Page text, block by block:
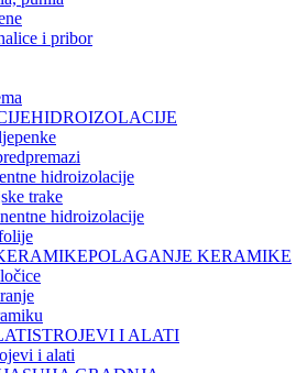
i pribor
HIDROIZOLACIJE
hidroizolacije
trake
hidroizolacije
POLAGANJE KERAMIKE
STROJEVI I ALATI
i alati